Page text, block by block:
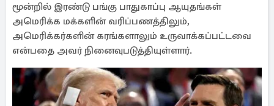
மூன்றில் இரண்டு பங்கு பாதுகாப்பு ஆயுதங்கள்
அமெரிக்க மக்களின் வரிப்பணத்திலும்,
அமெரிக்கர்களின் கரங்களாலும் உருவாக்கப்பட்டவை
என்பதை அவர் நினைவுபடுத்தியுள்ளார்.